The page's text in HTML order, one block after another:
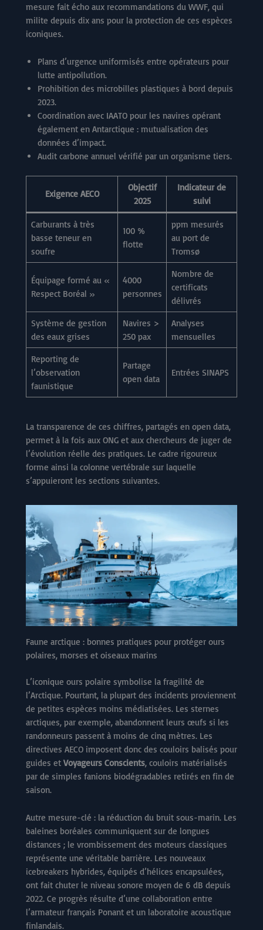
mesure fait écho aux recommandations du WWF, qui
milite depuis dix ans pour la protection de ces espèces
iconiques.
Plans d’urgence uniformisés entre opérateurs pour
lutte antipollution.
Prohibition des microbilles plastiques à bord depuis
2023.
Coordination avec IAATO pour les navires opérant
également en Antarctique : mutualisation des
données d’impact.
Audit carbone annuel vérifié par un organisme tiers.
Exigence AECO
Objectif
2025
Indicateur de
suivi
Carburants à très
basse teneur en
soufre
100 %
flotte
ppm mesurés
au port de
Tromsø
Équipage formé au «
Respect Boréal »
4000
personnes
Nombre de
certificats
délivrés
Système de gestion
des eaux grises
Navires >
250 pax
Analyses
mensuelles
Reporting de
l’observation
faunistique
Partage
open data
Entrées SINAPS
La transparence de ces chiffres, partagés en open data,
permet à la fois aux ONG et aux chercheurs de juger de
l’évolution réelle des pratiques. Le cadre rigoureux
forme ainsi la colonne vertébrale sur laquelle
s’appuieront les sections suivantes.
Faune arctique : bonnes pratiques pour protéger ours
polaires, morses et oiseaux marins
L’iconique ours polaire symbolise la fragilité de
l’Arctique. Pourtant, la plupart des incidents proviennent
de petites espèces moins médiatisées. Les sternes
arctiques, par exemple, abandonnent leurs œufs si les
randonneurs passent à moins de cinq mètres. Les
directives AECO imposent donc des couloirs balisés pour
guides et Voyageurs Conscients, couloirs matérialisés
par de simples fanions biodégradables retirés en fin de
saison.
Autre mesure-clé : la réduction du bruit sous-marin. Les
baleines boréales communiquent sur de longues
distances ; le vrombissement des moteurs classiques
représente une véritable barrière. Les nouveaux
icebreakers hybrides, équipés d’hélices encapsulées,
ont fait chuter le niveau sonore moyen de 6 dB depuis
2022. Ce progrès résulte d’une collaboration entre
l’armateur français Ponant et un laboratoire acoustique
finlandais.